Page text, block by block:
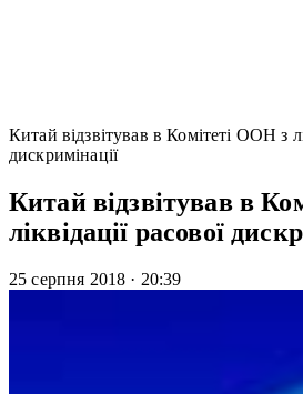
Китай відзвітував в Комітеті ООН з
дискримінації
Китай відзвітував в
ліквідації расової
25 серпня 2018 · 20:39